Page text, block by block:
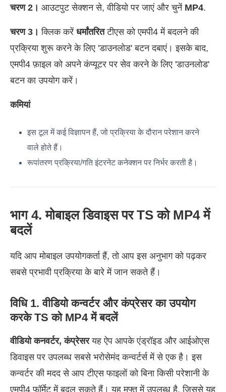
चरण 2। आउटपुट सेक्शन से, वीडियो पर जाएं और चुनें MP4.
चरण 3। क्लिक करें धर्मांतरितटीएस को एमपी4 में बदलने की
प्रक्रिया शुरू करने के लिए 'डाउनलोड' बटन दबाएं। इसके बाद,
एमपी4 फ़ाइल को अपने कंप्यूटर पर सेव करने के लिए 'डाउनलोड'
बटन का उपयोग करें।
कमियां
इस टूल में कई विज्ञापन हैं, जो प्रक्रिया के दौरान परेशान करने
वाले होते हैं।
रूपांतरण प्रक्रिया/गति इंटरनेट कनेक्शन पर निर्भर करती है।
भाग 4. मोबाइल डिवाइस पर TS को MP4 में
बदलें
यदि आप मोबाइल उपयोगकर्ता हैं, तो आप इस अनुभाग को पढ़कर
सबसे प्रभावी प्रक्रिया के बारे में जान सकते हैं।
विधि 1. वीडियो कन्वर्टर और कंप्रेसर का उपयोग
करके TS को MP4 में बदलें
वीडियो कनवर्टर, कंप्रेसरयह ऐप आपके एंड्रॉइड और आईओएस
डिवाइस पर उपलब्ध सबसे भरोसेमंद कन्वर्टर्स में से एक है। इस
कन्वर्टर की मदद से आप टीएस फाइलों को बिना किसी परेशानी के
एमपी4 फॉर्मेट में बदल सकते हैं। यह मुफ्त में उपलब्ध है, जिससे यह